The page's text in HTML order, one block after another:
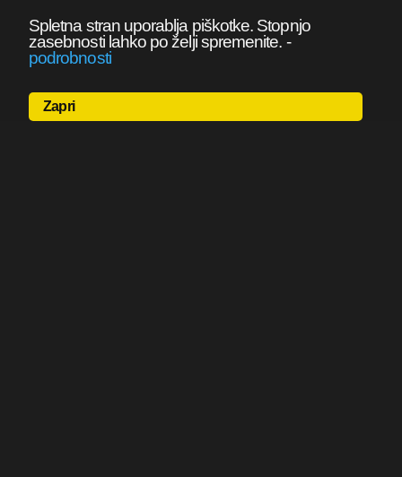
Spletna stran uporablja piškotke. Stopnjo
zasebnosti lahko po želji spremenite. -
podrobnosti
Zapri